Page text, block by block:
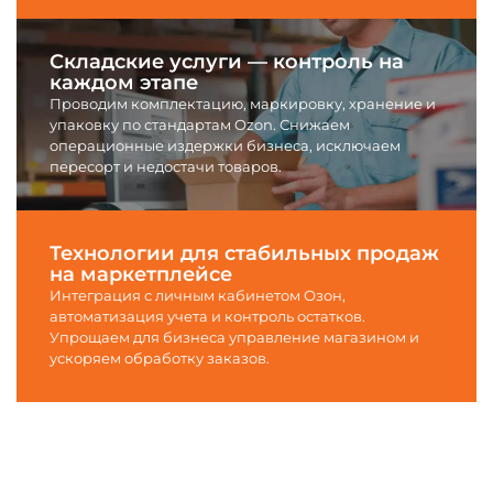
Складские услуги — контроль на
каждом этапе
Проводим комплектацию, маркировку, хранение и
упаковку по стандартам Ozon. Снижаем
операционные издержки бизнеса, исключаем
пересорт и недостачи товаров.
Технологии для стабильных продаж
на маркетплейсе
Интеграция с личным кабинетом Озон,
автоматизация учета и контроль остатков.
Упрощаем для бизнеса управление магазином и
ускоряем обработку заказов.